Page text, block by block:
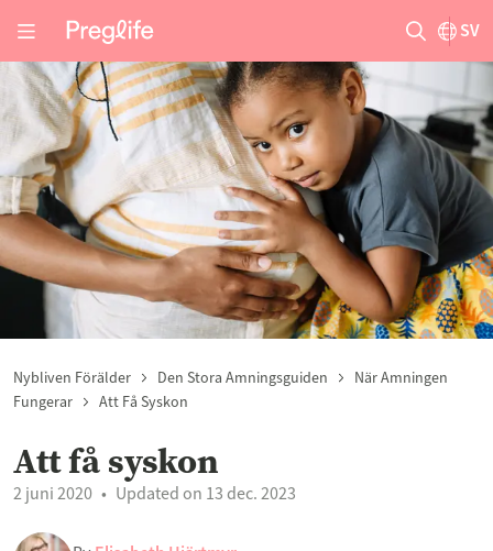
SV
Nybliven Förälder Den Stora Amningsguiden
När Amningen
Fungerar
Att Få Syskon
Att få syskon
2 juni 2020 Updated on 13 dec. 2023